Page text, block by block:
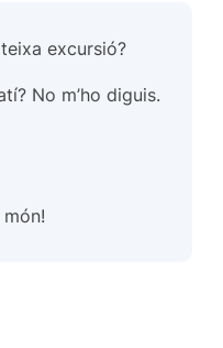
excursió?
No m’ho diguis.